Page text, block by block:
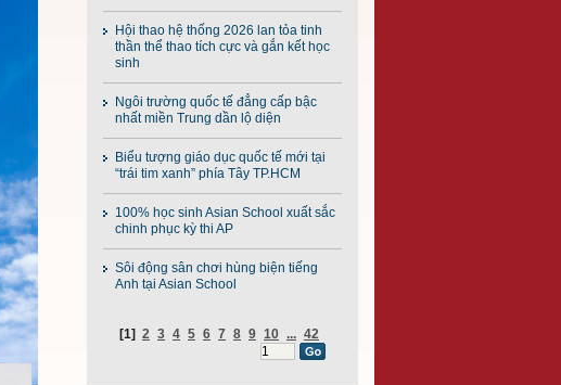
Hội thao hệ thống 2026 lan tỏa tinh
thần thể thao tích cực và gắn kết học
sinh
Ngôi trường quốc tế đẳng cấp bậc
nhất miền Trung dần lộ diện
Biểu tượng giáo dục quốc tế mới tại
“trái tim xanh” phía Tây TP.HCM
100% học sinh Asian School xuất sắc
chinh phục kỳ thi AP
Sôi động sân chơi hùng biện tiếng
Anh tại Asian School
[1] 2 3 4 5 6 7 8 9 10 ... 42